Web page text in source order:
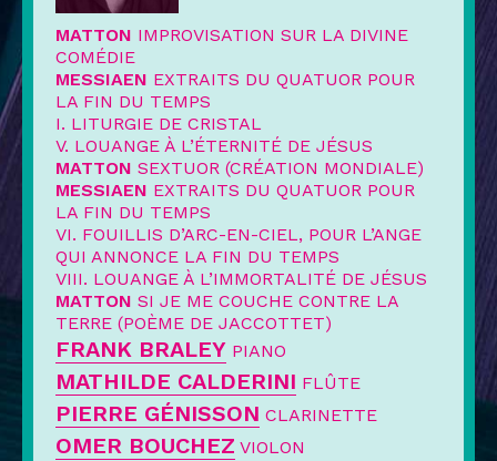
MATTON IMPROVISATION SUR LA DIVINE
COMÉDIE
MESSIAEN EXTRAITS DU QUATUOR POUR
LA FIN DU TEMPS
I. LITURGIE DE CRISTAL
V. LOUANGE À L’ÉTERNITÉ DE JÉSUS
MATTON SEXTUOR (CRÉATION MONDIALE)
MESSIAEN EXTRAITS DU QUATUOR POUR
LA FIN DU TEMPS
VI. FOUILLIS D’ARC-EN-CIEL, POUR L’ANGE
QUI ANNONCE LA FIN DU TEMPS
VIII. LOUANGE À L’IMMORTALITÉ DE JÉSUS
MATTON SI JE ME COUCHE CONTRE LA
TERRE (POÈME DE JACCOTTET)
FRANK BRALEY PIANO
MATHILDE CALDERINI FLÛTE
PIERRE GÉNISSON CLARINETTE
OMER BOUCHEZ VIOLON